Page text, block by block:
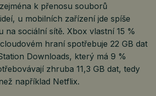
k přenosu souborů
u mobilních zařízení jde spíše
na sociální sítě. Xbox vlastní 15 %
hraní spotřebuje 22 GB dat
Downloads, který má 9 %
zhruba 11,3 GB dat, tedy
například Netflix.